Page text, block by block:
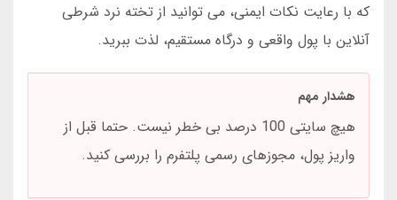
که با رعایت نکات ایمنی، می توانید از تخته نرد شرطی
آنلاین با پول واقعی و درگاه مستقیم، لذت ببرید.
هشدار مهم
هیچ سایتی 100 درصد بی خطر نیست. حتما قبل از
واریز پول، مجوزهای رسمی پلتفرم را بررسی کنید.